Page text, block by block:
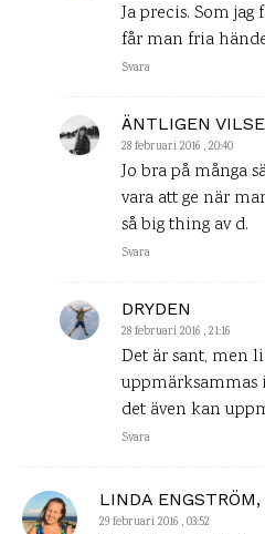
Ja precis. Som
får man fria
Svara
ÄNTLIGEN VILSE
28 februari 2016 , 20:40
Jo bra på många
vara att ge när
så big thing av d.
Svara
DRYDEN
28 februari 2016 , 21:16
Det är sant, men
uppmärksammas
det även kan
Svara
LINDA
29 februari 2016 , 03:52